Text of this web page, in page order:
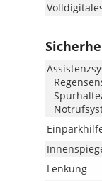
Lenkung